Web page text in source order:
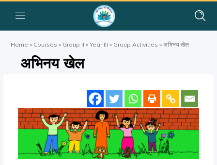
Home » Courses » Group II »Year III » Group Activities »अभिनय खेल
अभिनय खेल